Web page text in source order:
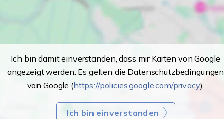
Ich bin damit einverstanden, dass mir Karten von Google
angezeigt werden. Es gelten die Datenschutzbedingungen
von Google (https://policies.google.com/privacy).
Ich bin einverstanden